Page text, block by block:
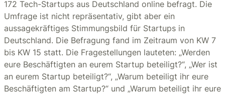
172 Tech-Startups aus Deutschland online befragt. Die
Umfrage ist nicht repräsentativ, gibt aber ein
aussagekräftiges Stimmungsbild für Startups in
Deutschland. Die Befragung fand im Zeitraum von KW 7
bis KW 15 statt. Die Fragestellungen lauteten: „Werden
eure Beschäftigten an eurem Startup beteiligt?“, „Wer ist
an eurem Startup beteiligt?“, „Warum beteiligt ihr eure
Beschäftigten am Startup?“ und „Warum beteiligt ihr eure